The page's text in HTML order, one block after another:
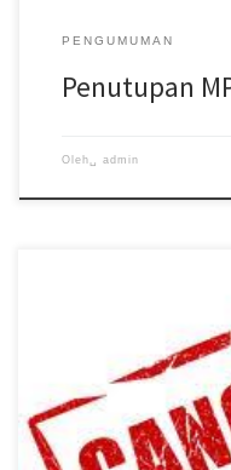
PENGUMUMAN
Penutupan
Oleh␣ admin
Yth. Bapak-ibu orang tua
P&K tentang Pembelajaran